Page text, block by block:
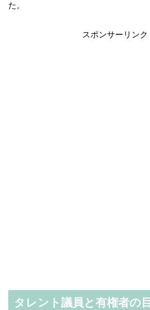
た。
スポンサーリンク
タレント議員と有権者の目